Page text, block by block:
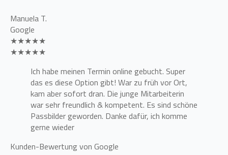
Manuela T.
Google
★★★★★
★★★★★
Ich habe meinen Termin online gebucht. Super
das es diese Option gibt! War zu früh vor Ort,
kam aber sofort dran. Die junge Mitarbeiterin
war sehr freundlich & kompetent. Es sind schöne
Passbilder geworden. Danke dafür, ich komme
gerne wieder
Kunden-Bewertung von Google